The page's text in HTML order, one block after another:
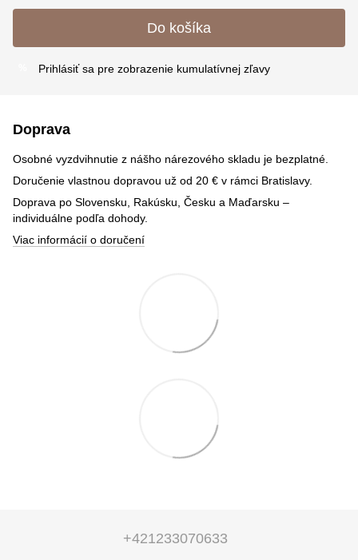
Do košíka
Prihlásiť sa pre zobrazenie kumulatívnej zľavy
Doprava
Osobné vyzdvihnutie z nášho nárezového skladu je bezplatné.
Doručenie vlastnou dopravou už od 20 € v rámci Bratislavy.
Doprava po Slovensku, Rakúsku, Česku a Maďarsku –
individuálne podľa dohody.
Viac informácií o doručení
+421233070633